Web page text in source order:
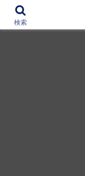
12000作品を
検索